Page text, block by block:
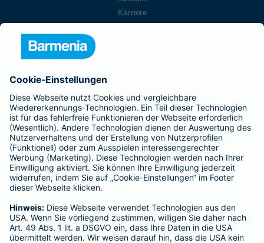
Karriere
Barmenia ist Teil der BarmeniaGothaer
BELIEBTE SEITEN
Kranken-Zusatzversicherung
Tierversicherungen
Haftpflichtversicherung
Hausratversicherung
Adresse ändern
Schaden melden